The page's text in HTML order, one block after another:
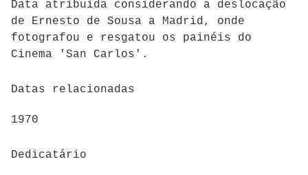
Data atribuída considerando a deslocação
de Ernesto de Sousa a Madrid, onde
fotografou e resgatou os painéis do
Cinema 'San Carlos'.
Datas relacionadas
1970
Dedicatário